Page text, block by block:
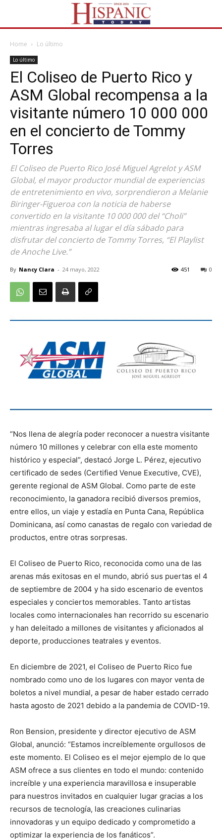
Home Lo último
Lo último
El Coliseo de Puerto Rico y
ASM Global recompensa a la
visitante número 10 000 000
en el concierto de Tommy
Torres
El Coliseo de Puerto Rico José Miguel Agrelot y ASM
Global, el mayor productor mundial de experiencias
de entretenimiento en vivo, sorprendieron a Melanie
Biringer-Figueroa con la noticia de haberse
convertido en la visitante 10 000 000 del “Choli”
mientras ingresaba al lugar el día sábado para
disfrutar del concierto de Tommy Torres, “El Playlist
de Anoche Live.”
By Nancy Clara - 24 mayo, 2022 0
451
“Nos llena de alegría poder reconocer a nuestra visitante
número 10 millones y celebrar con ella este momento
histórico y especial”, destacó Jorge L. Pérez, ejecutivo
certificado de sedes (Certified Venue Executive, CVE),
gerente regional de ASM Global. Como parte de este
reconocimiento, la ganadora recibió diversos premios,
entre ellos, un viaje y estadía en Punta Cana, República
Dominicana, así como canastas de regalo con variedad de
productos, entre otras sorpresas.
El Coliseo de Puerto Rico, reconocida como una de las
arenas más exitosas en el mundo, abrió sus puertas el 4
de septiembre de 2004 y ha sido escenario de eventos
especiales y conciertos memorables. Tanto artistas
locales como internacionales han recorrido su escenario
y han deleitado a millones de visitantes y aficionados al
deporte, producciones teatrales y eventos.
En diciembre de 2021, el Coliseo de Puerto Rico fue
nombrado como uno de los lugares con mayor venta de
boletos a nivel mundial, a pesar de haber estado cerrado
hasta agosto de 2021 debido a la pandemia de COVID-19.
Ron Bension, presidente y director ejecutivo de ASM
Global, anunció: “Estamos increíblemente orgullosos de
este momento. El Coliseo es el mejor ejemplo de lo que
ASM ofrece a sus clientes en todo el mundo: contenido
increíble y una experiencia maravillosa e insuperable
para nuestros invitados en cualquier lugar gracias a los
recursos de tecnología, las creaciones culinarias
innovadoras y un equipo dedicado y comprometido a
optimizar la experiencia de los fanáticos”.